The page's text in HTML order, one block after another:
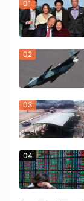
01
02
03
04